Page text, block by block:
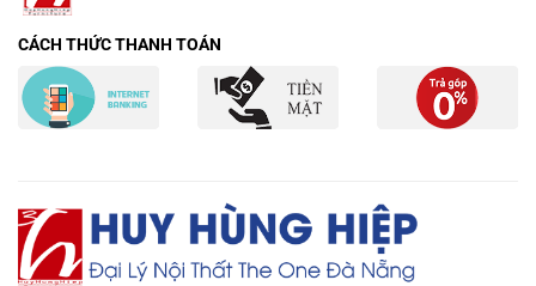
CÁCH THỨC THANH TOÁN